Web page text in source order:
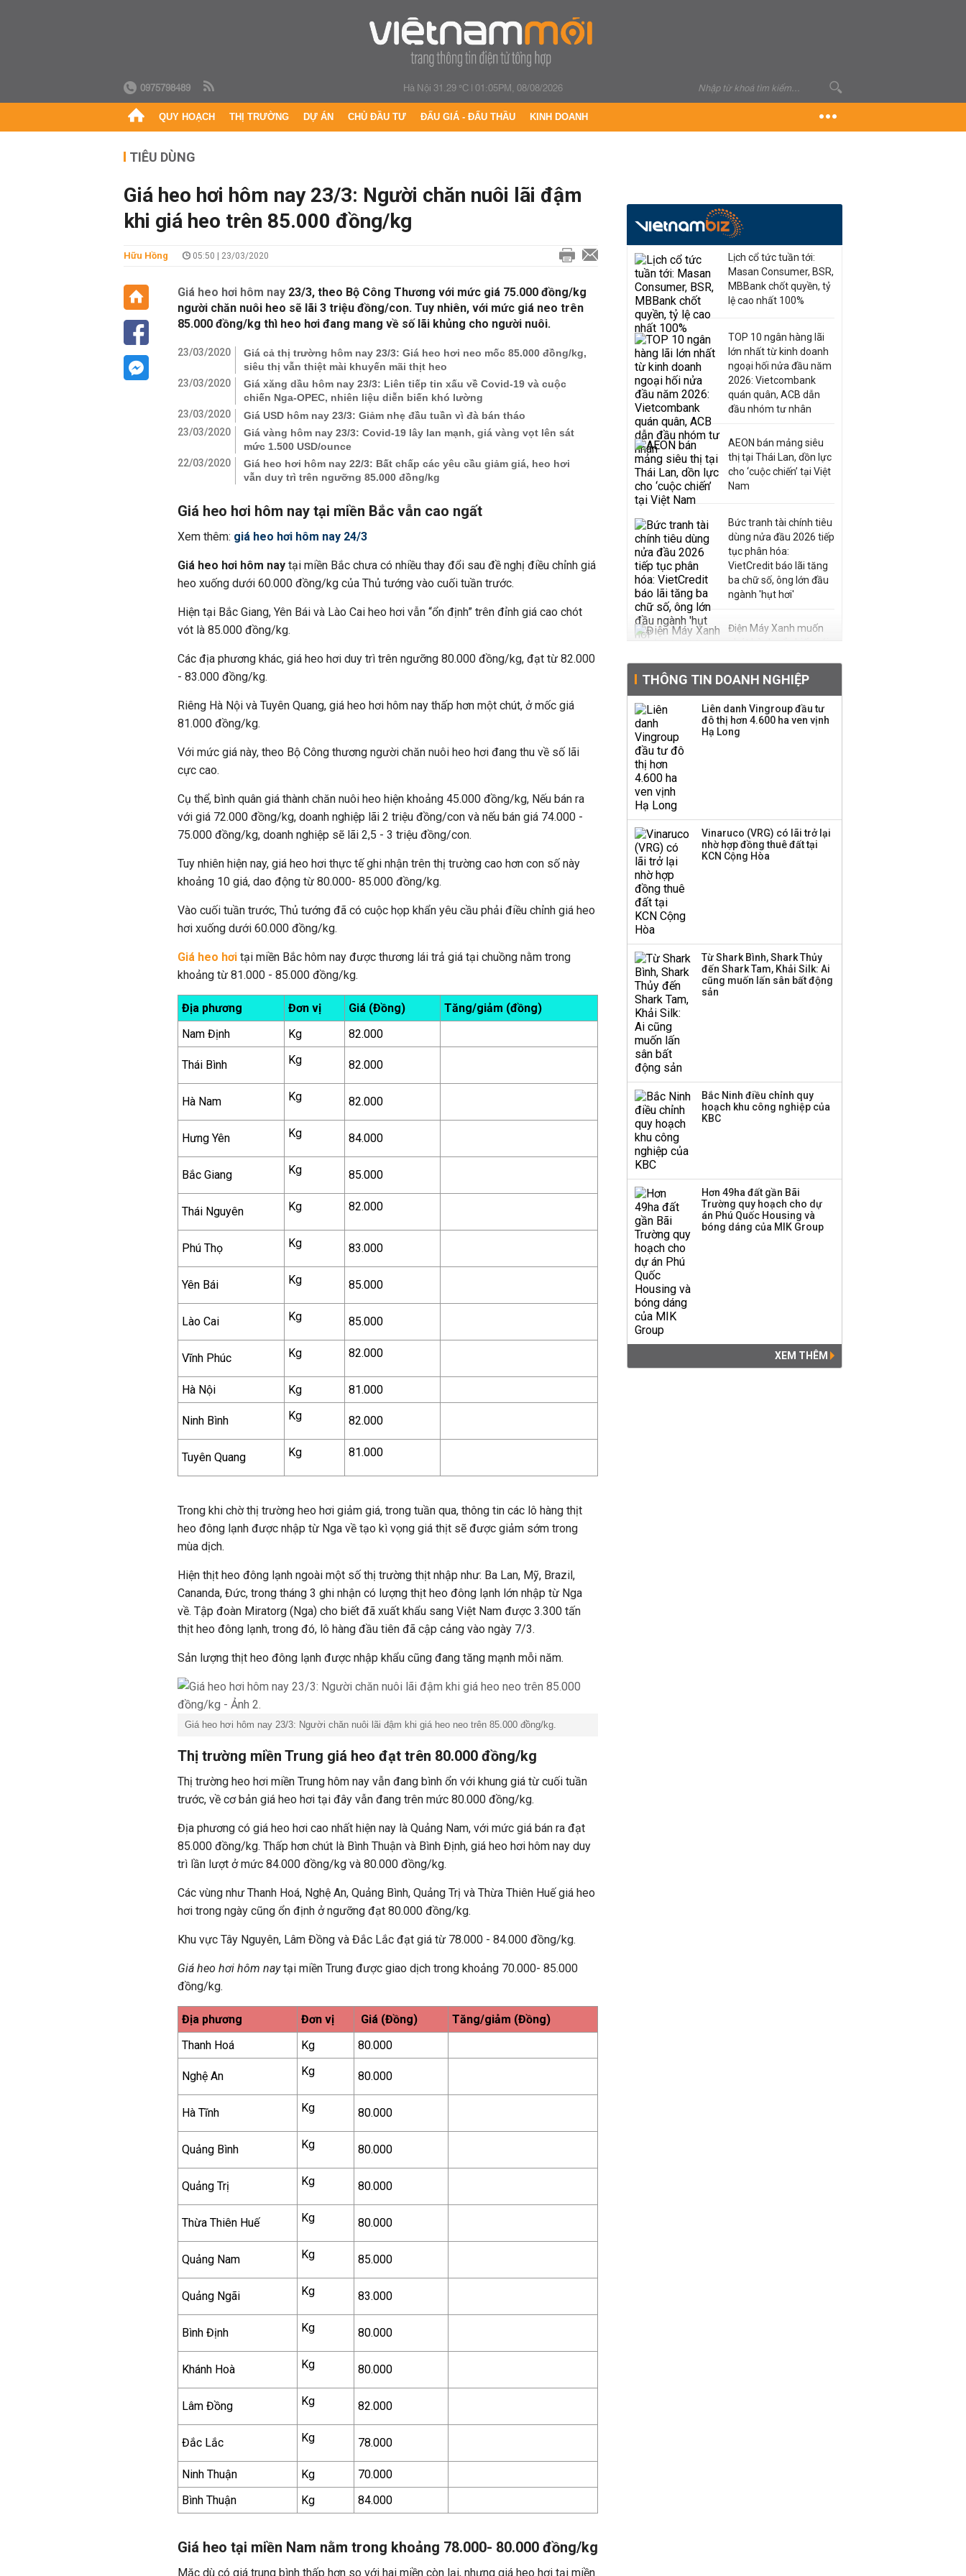
0975798489 Hà Nội 31.29 °C|01:05PM, 08/08/2026
QUY HOẠCH THỊ TRƯỜNG DỰ ÁN CHỦ ĐẦU TƯ ĐẤU GIÁ - ĐẤU THẦU KINH DOANH
TIÊU DÙNG
Giá heo hơi hôm nay 23/3: Người chăn nuôi lãi đậm
khi giá heo trên 85.000 đồng/kg
Hữu Hồng 05:50 | 23/03/2020
Giá heo hơi hôm nay 23/3, theo Bộ Công Thương với mức giá 75.000 đồng/kg
người chăn nuôi heo sẽ lãi 3 triệu đồng/con. Tuy nhiên, với mức giá neo trên
85.000 đồng/kg thì heo hơi đang mang về số lãi khủng cho người nuôi.
23/03/2020
Giá cả thị trường hôm nay 23/3: Giá heo hơi neo mốc 85.000 đồng/kg,
siêu thị vẫn thiệt mài khuyến mãi thịt heo
23/03/2020
Giá xăng dầu hôm nay 23/3: Liên tiếp tin xấu về Covid-19 và cuộc
chiến Nga-OPEC, nhiên liệu diễn biến khó lường
23/03/2020
Giá USD hôm nay 23/3: Giảm nhẹ đầu tuần vì đà bán tháo
23/03/2020
Giá vàng hôm nay 23/3: Covid-19 lây lan mạnh, giá vàng vọt lên sát
mức 1.500 USD/ounce
22/03/2020
Giá heo hơi hôm nay 22/3: Bất chấp các yêu cầu giảm giá, heo hơi
vẫn duy trì trên ngưỡng 85.000 đồng/kg
Giá heo hơi hôm nay tại miền Bắc vẫn cao ngất
Xem thêm: giá heo hơi hôm nay 24/3
Giá heo hơi hôm nay tại miền Bắc chưa có nhiều thay đổi sau đề nghị điều chỉnh giá
heo xuống dưới 60.000 đồng/kg của Thủ tướng vào cuối tuần trước.
Hiện tại Bắc Giang, Yên Bái và Lào Cai heo hơi vẫn “ổn định” trên đỉnh giá cao chót
vót là 85.000 đồng/kg.
Các địa phương khác, giá heo hơi duy trì trên ngưỡng 80.000 đồng/kg, đạt từ 82.000
- 83.000 đồng/kg.
Riêng Hà Nội và Tuyên Quang, giá heo hơi hôm nay thấp hơn một chút, ở mốc giá
81.000 đồng/kg.
Với mức giá này, theo Bộ Công thương người chăn nuôi heo hơi đang thu về số lãi
cực cao.
Cụ thể, bình quân giá thành chăn nuôi heo hiện khoảng 45.000 đồng/kg, Nếu bán ra
với giá 72.000 đồng/kg, doanh nghiệp lãi 2 triệu đồng/con và nếu bán giá 74.000 -
75.000 đồng/kg, doanh nghiệp sẽ lãi 2,5 - 3 triệu đồng/con.
Tuy nhiên hiện nay, giá heo hơi thực tế ghi nhận trên thị trường cao hơn con số này
khoảng 10 giá, dao động từ 80.000- 85.000 đồng/kg.
Vào cuối tuần trước, Thủ tướng đã có cuộc họp khẩn yêu cầu phải điều chỉnh giá heo
hơi xuống dưới 60.000 đồng/kg.
Giá heo hơi tại miền Bắc hôm nay được thương lái trả giá tại chuồng nằm trong
khoảng từ 81.000 - 85.000 đồng/kg.
Địa phương Đơn vị Giá (Đồng)
Tăng/giảm (đồng)
Nam Định
Kg 82.000
Thái Bình Kg 82.000
Hà Nam Kg 82.000
Hưng Yên Kg 84.000
Bắc Giang Kg 85.000
Thái Nguyên Kg 82.000
Phú Thọ Kg 83.000
Yên Bái Kg 85.000
Lào Cai Kg 85.000
Vĩnh Phúc Kg 82.000
Hà Nội Kg 81.000
Ninh Bình Kg 82.000
Tuyên Quang Kg 81.000
Trong khi chờ thị trường heo hơi giảm giá, trong tuần qua, thông tin các lô hàng thịt
heo đông lạnh được nhập từ Nga về tạo kì vọng giá thịt sẽ được giảm sớm trong
mùa dịch.
Hiện thịt heo đông lạnh ngoài một số thị trường thịt nhập như: Ba Lan, Mỹ, Brazil,
Cananda, Đức, trong tháng 3 ghi nhận có lượng thịt heo đông lạnh lớn nhập từ Nga
về. Tập đoàn Miratorg (Nga) cho biết đã xuất khẩu sang Việt Nam được 3.300 tấn
thịt heo đông lạnh, trong đó, lô hàng đầu tiên đã cập cảng vào ngày 7/3.
Sản lượng thịt heo đông lạnh được nhập khẩu cũng đang tăng mạnh mỗi năm.
Giá heo hơi hôm nay 23/3: Người chăn nuôi lãi đậm khi giá heo neo trên 85.000 đồng/kg.
Thị trường miền Trung giá heo đạt trên 80.000 đồng/kg
Thị trường heo hơi miền Trung hôm nay vẫn đang bình ổn với khung giá từ cuối tuần
trước, về cơ bản giá heo hơi tại đây vẫn đang trên mức 80.000 đồng/kg.
Địa phương có giá heo hơi cao nhất hiện nay là Quảng Nam, với mức giá bán ra đạt
85.000 đồng/kg. Thấp hơn chút là Bình Thuận và Bình Định, giá heo hơi hôm nay duy
trì lần lượt ở mức 84.000 đồng/kg và 80.000 đồng/kg.
Các vùng như Thanh Hoá, Nghệ An, Quảng Bình, Quảng Trị và Thừa Thiên Huế giá heo
hơi trong ngày cũng ổn định ở ngưỡng đạt 80.000 đồng/kg.
Khu vực Tây Nguyên, Lâm Đồng và Đắc Lắc đạt giá từ 78.000 - 84.000 đồng/kg.
Giá heo hơi hôm naytại miền Trung được giao dịch trong khoảng 70.000- 85.000
đồng/kg.
Địa phương Đơn vị Giá (Đồng)
Tăng/giảm (Đồng)
Thanh Hoá
Kg 80.000
Nghệ An Kg 80.000
Hà Tĩnh Kg 80.000
Quảng Bình Kg 80.000
Quảng Trị Kg 80.000
Thừa Thiên Huế Kg 80.000
Quảng Nam Kg 85.000
Quảng Ngãi Kg 83.000
Bình Định Kg 80.000
Khánh Hoà Kg 80.000
Lâm Đồng Kg 82.000
Đắc Lắc Kg 78.000
Ninh Thuận Kg
70.000
Bình Thuận
Kg 84.000
Giá heo tại miền Nam nằm trong khoảng 78.000- 80.000 đồng/kg
Mặc dù có giá trung bình thấp hơn so với hai miền còn lại, nhưng giá heo hơi tại miền
Lịch cổ tức tuần tới:
Masan Consumer, BSR,
MBBank chốt quyền, tỷ
lệ cao nhất 100%
TOP 10 ngân hàng lãi
lớn nhất từ kinh doanh
ngoại hối nửa đầu năm
2026: Vietcombank
quán quân, ACB dẫn
đầu nhóm tư nhân
AEON bán mảng siêu
thị tại Thái Lan, dồn lực
cho ‘cuộc chiến’ tại Việt
Nam
Bức tranh tài chính tiêu
dùng nửa đầu 2026 tiếp
tục phân hóa:
VietCredit báo lãi tăng
ba chữ số, ông lớn đầu
ngành 'hụt hơi'
Điện Máy Xanh muốn
phát hành cổ phiếu với
Sau nhịp điều chỉnh
mạnh, CTCK nhìn thấy
cơ hội ở nhóm cổ phiếu
thanh lý toàn bộ cửa
hàng
Công ty 100 tỷ của
Huấn Hoa Hồng bỗng
dưng ‘biến mất’, một
THÔNG TIN DOANH NGHIỆP
Liên danh Vingroup đầu tư
đô thị hơn 4.600 ha ven vịnh
Hạ Long
Vinaruco (VRG) có lãi trở lại
nhờ hợp đồng thuê đất tại
KCN Cộng Hòa
Từ Shark Bình, Shark Thủy
đến Shark Tam, Khải Silk: Ai
cũng muốn lấn sân bất động
sản
Bắc Ninh điều chỉnh quy
hoạch khu công nghiệp của
KBC
Hơn 49ha đất gần Bãi
Trường quy hoạch cho dự
án Phú Quốc Housing và
bóng dáng của MIK Group
XEM THÊM